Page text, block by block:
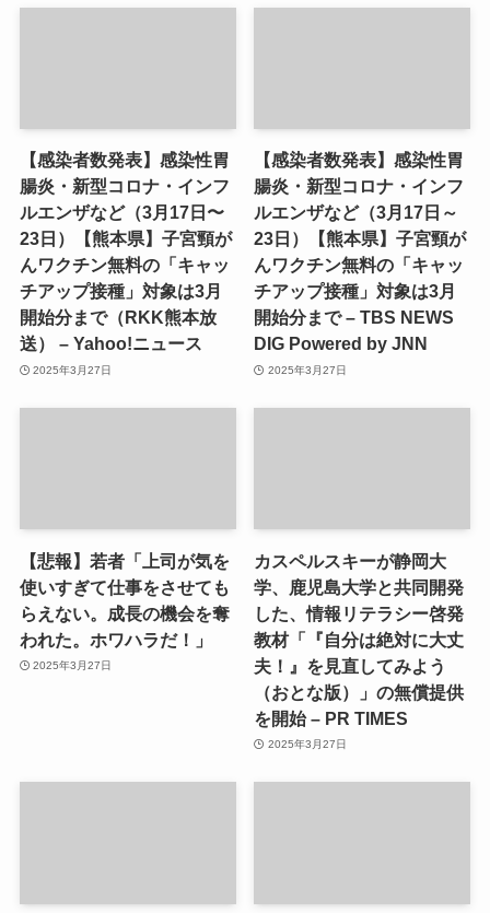
【感染者数発表】感染性胃
腸炎・新型コロナ・インフ
ルエンザなど（3月17日〜
23日）【熊本県】子宮頸が
んワクチン無料の「キャッ
チアップ接種」対象は3月
開始分まで（RKK熊本放
送） – Yahoo!ニュース
2025年3月27日
【感染者数発表】感染性胃
腸炎・新型コロナ・インフ
ルエンザなど（3月17日～
23日）【熊本県】子宮頸が
んワクチン無料の「キャッ
チアップ接種」対象は3月
開始分まで – TBS NEWS
DIG Powered by JNN
2025年3月27日
【悲報】若者「上司が気を
使いすぎて仕事をさせても
らえない。成長の機会を奪
われた。ホワハラだ！」
2025年3月27日
カスペルスキーが静岡大
学、鹿児島大学と共同開発
した、情報リテラシー啓発
教材「『自分は絶対に大丈
夫！』を見直してみよう
（おとな版）」の無償提供
を開始 – PR TIMES
2025年3月27日